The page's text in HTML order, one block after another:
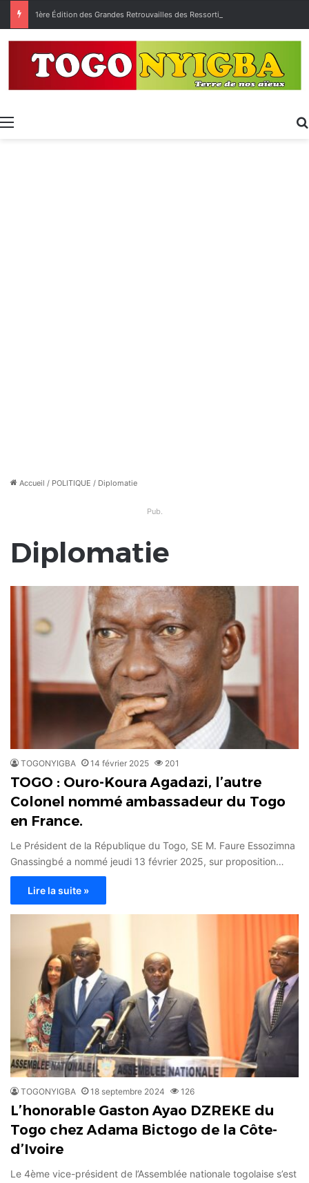
Menu
Accueil / POLITIQUE / Diplomatie
Pub.
Diplomatie
TOGONYIGBA 14 février 2025 201
TOGO : Ouro-Koura Agadazi, l’autre
Colonel nommé ambassadeur du Togo
en France.
Le Président de la République du Togo, SE M. Faure Essozimna
Gnassingbé a nommé jeudi 13 février 2025, sur proposition…
Lire la suite »
TOGONYIGBA 18 septembre 2024 126
L’honorable Gaston Ayao DZREKE du
Togo chez Adama Bictogo de la Côte-
d’Ivoire
Le 4ème vice-président de l’Assemblée nationale togolaise s’est